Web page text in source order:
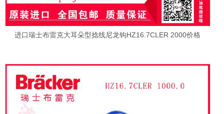
进口瑞士布雷克大耳朵型捻线尼龙钩HZ16.7CLER 2000价格